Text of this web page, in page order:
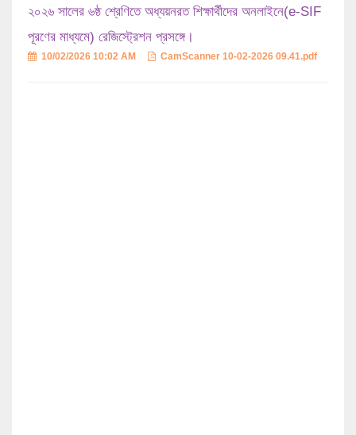
২০২৬ সালের ৬ষ্ঠ শ্রেণিতে অধ্যয়নরত শিক্ষার্থীদের অনলাইনে(e-SIF
পূরণের মাধ্যমে) রেজিস্ট্রেশন প্রসঙ্গে।
10/02/2026 10:02 AM CamScanner 10-02-2026 09.41.pdf